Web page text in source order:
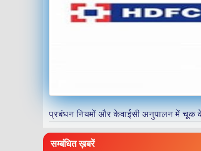
प्रबंधन नियमों और केवाईसी अनुपालन में चूक के
सम्बंधित ख़बरें